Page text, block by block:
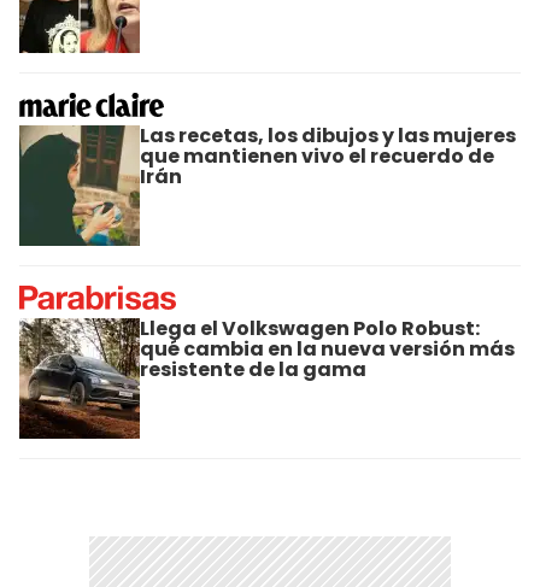
Las recetas, los dibujos y las mujeres
que mantienen vivo el recuerdo de
Irán
Llega el Volkswagen Polo Robust:
qué cambia en la nueva versión más
resistente de la gama